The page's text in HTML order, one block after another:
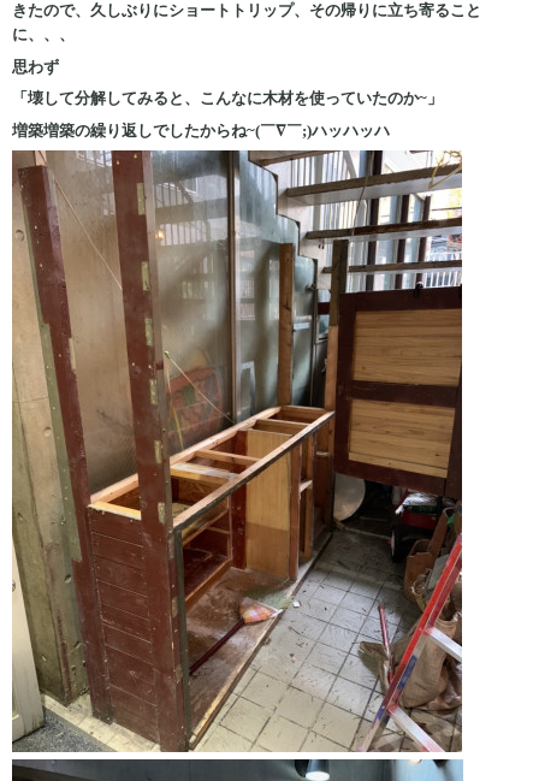
きたので、久しぶりにショートトリップ、その帰りに立ち寄ること
に、、、
思わず
「壊して分解してみると、こんなに木材を使っていたのか~」
増築増築の繰り返しでしたからね~(￣∇￣;)ハッハッハ